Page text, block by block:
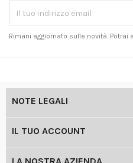
Rimani aggiornato sulle novità.
NOTE LEGALI
IL TUO ACCOUNT